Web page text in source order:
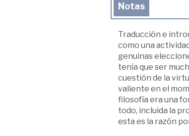
Notas
Traducción e
como una
genuinas
tenía que ser
cuestión de la
valiente en el
filosofía era una
todo, incluida la
esta es la razón